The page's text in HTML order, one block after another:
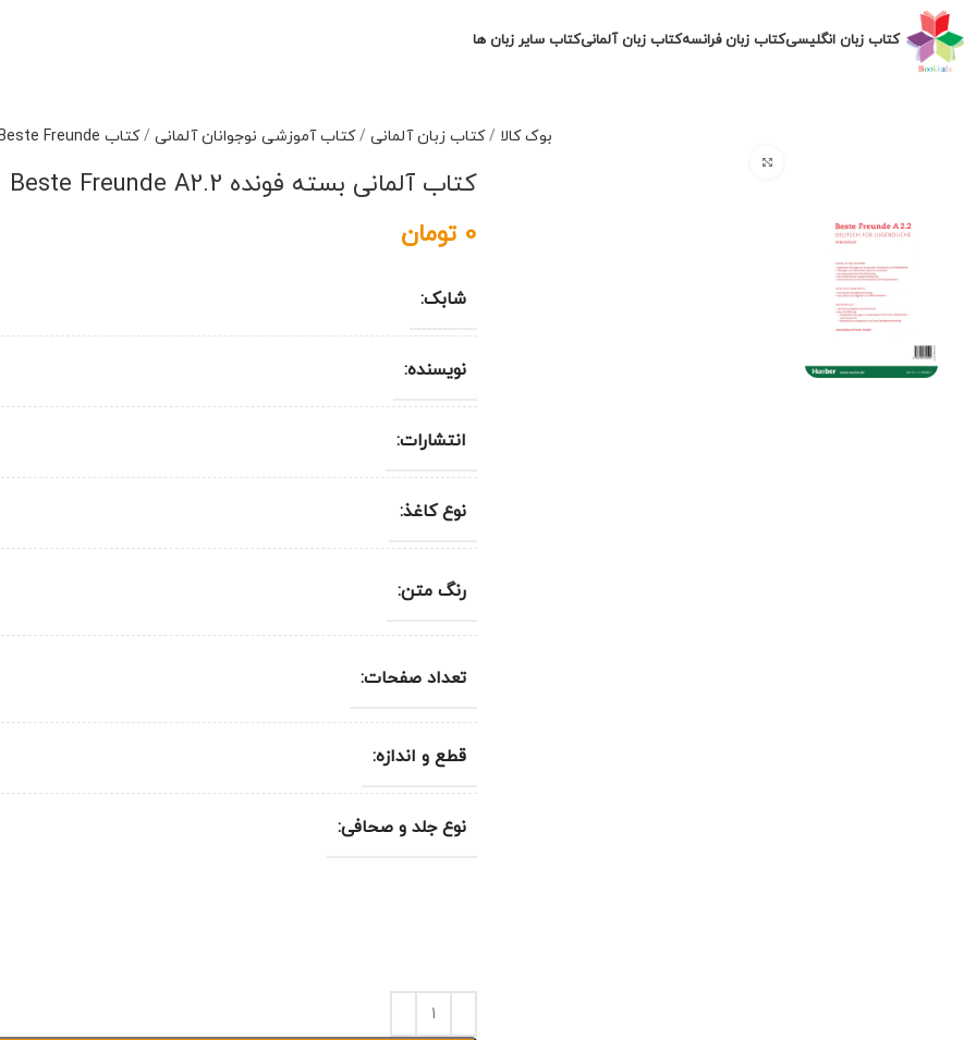
کتاب زبان انگلیسیکتاب زبان فرانسهکتاب زبان آلمانیکتاب سایر زبان ها
بوک کالا /کتاب زبان آلمانی/کتاب آموزشی نوجوانان آلمانی/کتاب Beste Freunde
کتاب آلمانی بسته فونده Beste Freunde A2.2
0 تومان
شابک:
نویسنده:
انتشارات:
نوع کاغذ:
رنگ متن:
تعداد صفحات:
قطع و اندازه:
نوع جلد و صحافی: